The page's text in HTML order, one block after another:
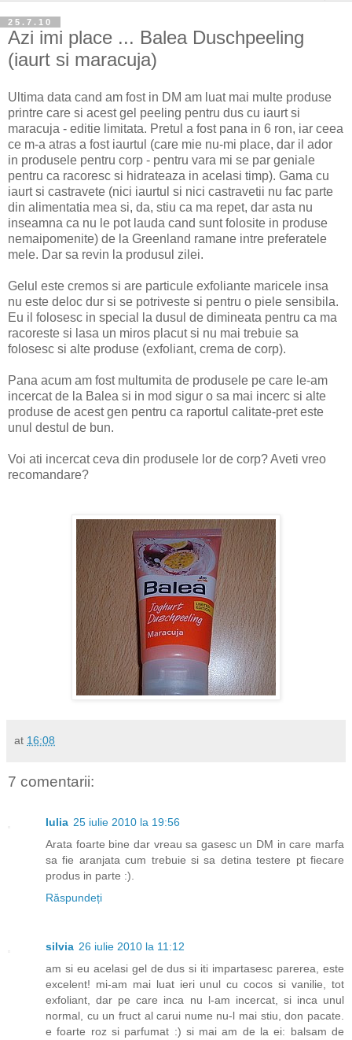
25.7.10
Azi imi place ... Balea Duschpeeling
(iaurt si maracuja)
Ultima data cand am fost in DM am luat mai multe produse
printre care si acest gel peeling pentru dus cu iaurt si
maracuja - editie limitata. Pretul a fost pana in 6 ron, iar ceea
ce m-a atras a fost iaurtul (care mie nu-mi place, dar il ador
in produsele pentru corp - pentru vara mi se par geniale
pentru ca racoresc si hidrateaza in acelasi timp). Gama cu
iaurt si castravete (nici iaurtul si nici castravetii nu fac parte
din alimentatia mea si, da, stiu ca ma repet, dar asta nu
inseamna ca nu le pot lauda cand sunt folosite in produse
nemaipomenite) de la Greenland ramane intre preferatele
mele. Dar sa revin la produsul zilei.
Gelul este cremos si are particule exfoliante maricele insa
nu este deloc dur si se potriveste si pentru o piele sensibila.
Eu il folosesc in special la dusul de dimineata pentru ca ma
racoreste si lasa un miros placut si nu mai trebuie sa
folosesc si alte produse (exfoliant, crema de corp).
Pana acum am fost multumita de produsele pe care le-am
incercat de la Balea si in mod sigur o sa mai incerc si alte
produse de acest gen pentru ca raportul calitate-pret este
unul destul de bun.
Voi ati incercat ceva din produsele lor de corp? Aveti vreo
recomandare?
at 16:08
7 comentarii:
Iulia 25 iulie 2010 la 19:56
Arata foarte bine dar vreau sa gasesc un DM in care marfa
sa fie aranjata cum trebuie si sa detina testere pt fiecare
produs in parte :).
Răspundeți
silvia 26 iulie 2010 la 11:12
am si eu acelasi gel de dus si iti impartasesc parerea, este
excelent! mi-am mai luat ieri unul cu cocos si vanilie, tot
exfoliant, dar pe care inca nu l-am incercat, si inca unul
normal, cu un fruct al carui nume nu-l mai stiu, don pacate.
e foarte roz si parfumat :) si mai am de la ei: balsam de